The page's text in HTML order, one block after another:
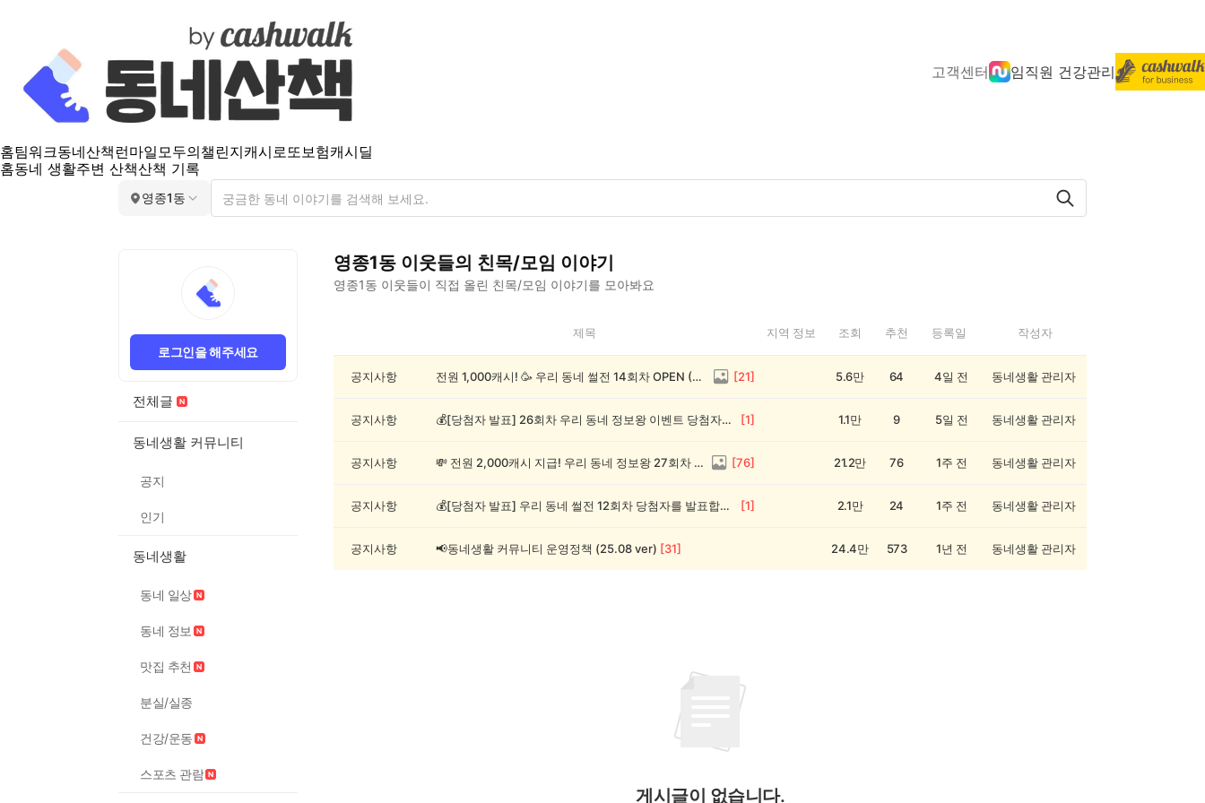
고객센터 임직원 건강관리
홈팀워크동네산책 런마일모두의챌린지캐시로또보험캐시딜
홈동네 생활주변 산책산책 기록
영종1동
로그인을 해주세요
전체글
동네생활 커뮤니티
공지
인기
동네생활
동네 일상
동네 정보
맛집 추천
분실/실종
건강/운동
스포츠 관람
영종1동 이웃들의 친목/모임 이야기
영종1동 이웃들이 직접 올린 친목/모임 이야기를 모아봐요
1
제목 지역 정보 조회 추천 등록일 작성자
공지사항 전원 1,000캐시! 🥳 우리 동네 썰전 14회차 OPEN (~8/17) [21] 5.6만 64 4일 전 동네생활 관리자
공지사항 💰[당첨자 발표] 26회차 우리 동네 정보왕 이벤트 당첨자를 발표합니다! [1] 1.1만 9 5일 전 동네생활 관리자
공지사항 💸 전원 2,000캐시 지급! 우리 동네 정보왕 27회차 (~8/10) [76] 21.2만 76 1주 전 동네생활 관리자
공지사항 💰[당첨자 발표] 우리 동네 썰전 12회차 당첨자를 발표합니다! [1] 2.1만 24 1주 전 동네생활 관리자
공지사항 📢동네생활 커뮤니티 운영정책 (25.08 ver) [31] 24.4만 573 1년 전 동네생활 관리자
게시글이 없습니다.